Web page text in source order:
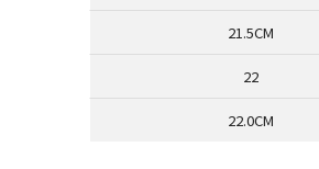
21.5CM
22
22.0CM